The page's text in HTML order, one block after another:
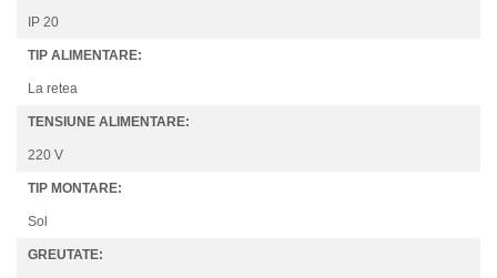
IP 20
TIP ALIMENTARE:
La retea
TENSIUNE ALIMENTARE:
220 V
TIP MONTARE:
Sol
GREUTATE: